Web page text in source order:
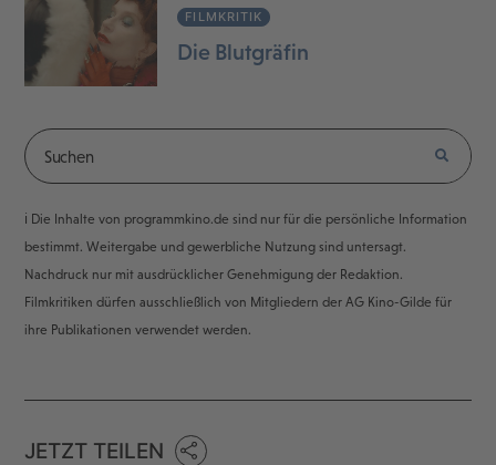
FILMKRITIK
Die Blutgräfin
ℹ️ Die Inhalte von programmkino.de sind nur für die persönliche Information
bestimmt. Weitergabe und gewerbliche Nutzung sind untersagt.
Nachdruck nur mit ausdrücklicher Genehmigung der Redaktion.
Filmkritiken dürfen ausschließlich von Mitgliedern der AG Kino-Gilde für
ihre Publikationen verwendet werden.
JETZT TEILEN